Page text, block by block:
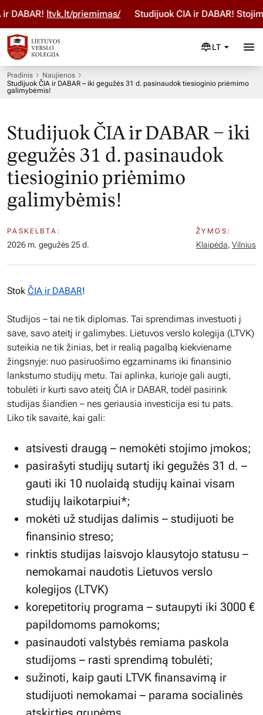
ltvk.lt/priemimas/ Studijuok ČIA ir DABAR!
LT
Pradinis
Naujienos
Studijuok ČIA ir DABAR – iki gegužės 31 d. pasinaudok tiesioginio priėmimo
galimybėmis!
Studijuok ČIA ir DABAR – iki
gegužės 31 d. pasinaudok
tiesioginio priėmimo
galimybėmis!
PASKELBTA:
2026 m. gegužės 25 d.
ŽYMOS:
Klaipėda, Vilnius
Stok ČIA ir DABAR!
Studijos – tai ne tik diplomas. Tai sprendimas investuoti į
save, savo ateitį ir galimybes. Lietuvos verslo kolegija (LTVK)
suteikia ne tik žinias, bet ir realią pagalbą kiekviename
žingsnyje: nuo pasiruošimo egzaminams iki finansinio
lankstumo studijų metu. Tai aplinka, kurioje gali augti,
tobulėti ir kurti savo ateitį ČIA ir DABAR, todėl pasirink
studijas šiandien – nes geriausia investicija esi tu pats.
Liko tik savaitė, kai gali:
atsivesti draugą – nemokėti stojimo įmokos;
pasirašyti studijų sutartį iki gegužės 31 d. –
gauti iki 10 nuolaidą studijų kainai visam
studijų laikotarpiui*;
mokėti už studijas dalimis – studijuoti be
finansinio streso;
rinktis studijas laisvojo klausytojo statusu –
nemokamai naudotis Lietuvos verslo
kolegijos (LTVK)
korepetitorių programa – sutaupyti iki 3000 €
papildomoms pamokoms;
pasinaudoti valstybės remiama paskola
studijoms – rasti sprendimą tobulėti;
sužinoti, kaip gauti LTVK finansavimą ir
studijuoti nemokamai – parama socialinės